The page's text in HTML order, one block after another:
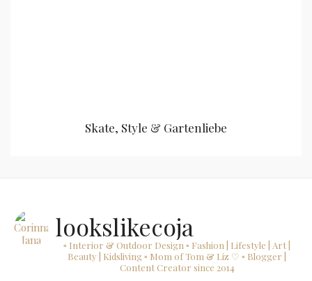
Skate, Style & Gartenliebe
lookslikecoja
▫ Interior & Outdoor Design ▫ Fashion | Lifestyle | Art |
Beauty | Kidsliving▫ Mom of Tom & Liz ♡ ▫ Blogger |
Content Creator since 2014